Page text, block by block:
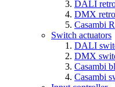
DALI
DMX
Casambi
Switch actuators
DALI
DMX
Casambi
Casambi